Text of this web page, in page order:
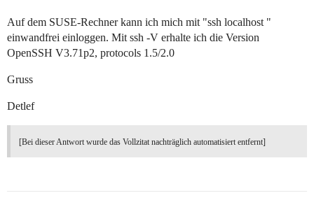
Auf dem SUSE-Rechner kann ich mich mit "ssh localhost "
einwandfrei einloggen. Mit ssh -V erhalte ich die Version
OpenSSH V3.71p2, protocols 1.5/2.0
Gruss
Detlef
[Bei dieser Antwort wurde das Vollzitat nachträglich automatisiert entfernt]